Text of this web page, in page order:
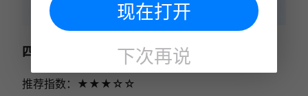
四、jpgRM
推荐指数：★★★☆☆
现在打开
下次再说